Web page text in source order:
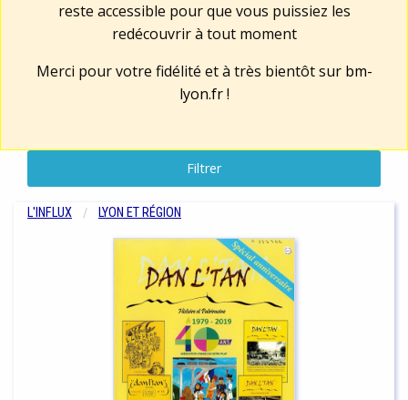
reste accessible pour que vous puissiez les
redécouvrir à tout moment
Merci pour votre fidélité et à très bientôt sur bm-
lyon.fr!
Filtrer
L'INFLUX LYON ET RÉGION